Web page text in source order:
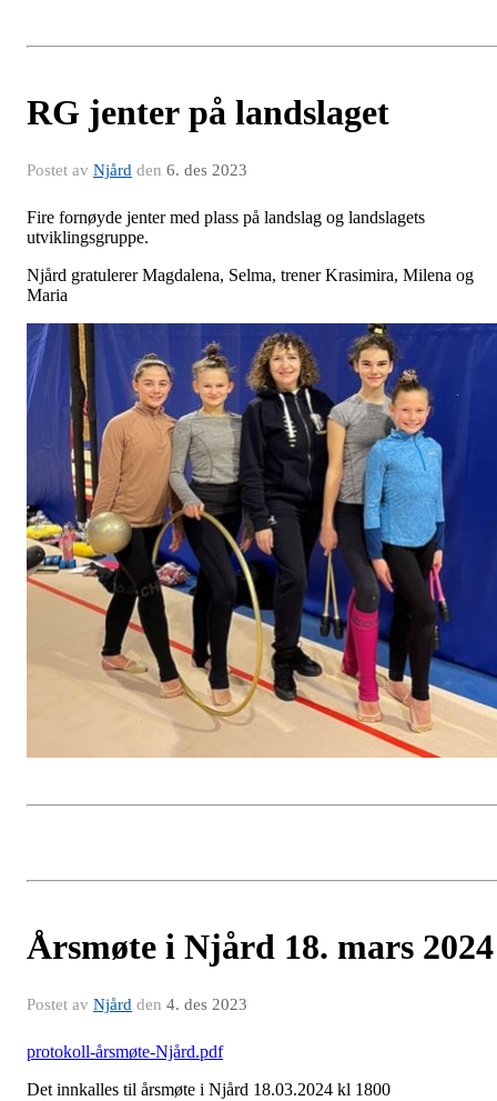
RG jenter på landslaget
Postet av Njård den 6. des 2023
Fire fornøyde jenter med plass på landslag og landslagets
utviklingsgruppe.
Njård gratulerer Magdalena, Selma, trener Krasimira, Milena og
Maria
Årsmøte i Njård 18. mars 2024
Postet av Njård den 4. des 2023
protokoll-årsmøte-Njård.pdf
Det innkalles til årsmøte i Njård 18.03.2024 kl 1800